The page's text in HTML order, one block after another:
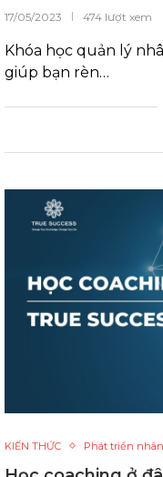
17/05/2023 474 lượt xem
Khóa học quản lý
giúp bạn rèn…
KIẾN THỨC Phát triển